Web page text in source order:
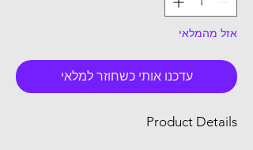
אזל מהמלאי
עדכנו אותי כשחוזר למלאי
Product Details